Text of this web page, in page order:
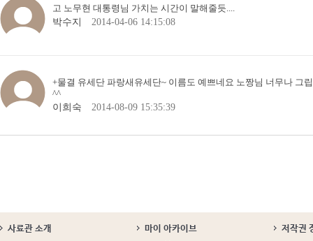
고 노무현 대통령님 가치는 시간이 말해줄듯....
박수지
2014-04-06 14:15:08
+물결 유세단 파랑새유세단~ 이름도 예쁘네요 노짱님 너무나 그
^^
이희숙
2014-08-09 15:35:39
사료관 소개 마이 아카이브
저작권